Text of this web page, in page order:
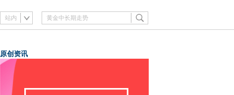
站内
原创资讯